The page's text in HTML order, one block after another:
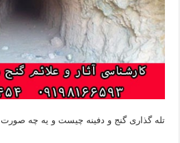
تله گذاری گنج و دفینه چیست و یه چه